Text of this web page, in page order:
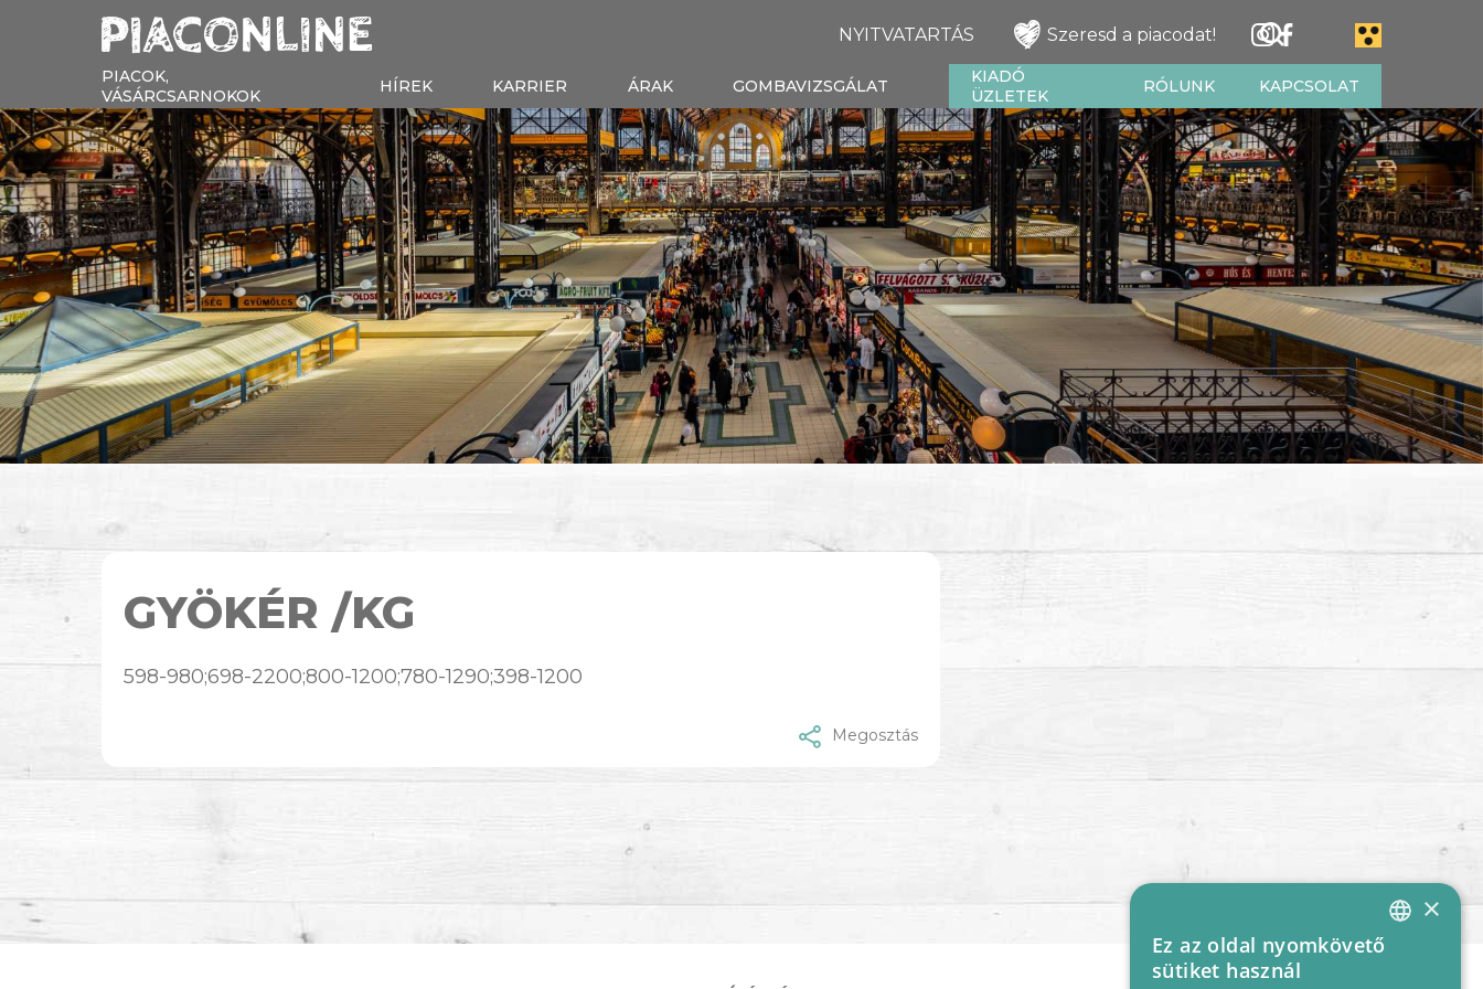
NYITVATARTÁS Szeresd a piacodat!
PIACOK,
VÁSÁRCSARNOKOK
HÍREK KARRIER ÁRAK GOMBAVIZSGÁLAT
KIADÓ
ÜZLETEK
RÓLUNK KAPCSOLAT
GYÖKÉR /KG
598-980;698-2200;800-1200;780-1290;398-1200
Megosztás
HUNGARIAN
×
Ez az oldal nyomkövető
sütiket használ